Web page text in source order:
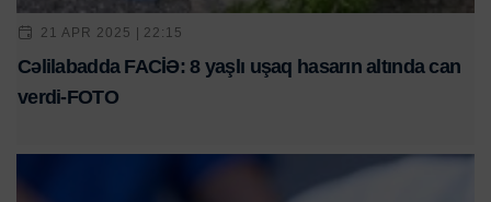
21 APR 2025 | 22:15
Cəlilabadda FACİƏ: 8 yaşlı uşaq hasarın altında can
verdi-FOTO